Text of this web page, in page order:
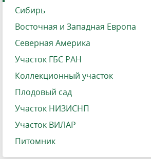
Сибирь
Восточная и Западная Европа
Северная Америка
Участок ГБС РАН
Коллекционный участок
Плодовый сад
Участок НИЗИСНП
Участок ВИЛАР
Питомник